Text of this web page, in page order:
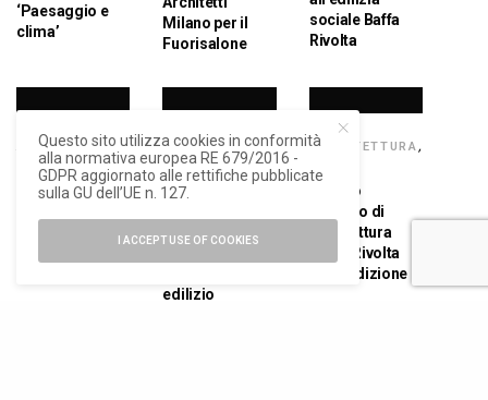
‘Paesaggio e
clima’
Milano per il
Fuorisalone
sociale Baffa
Rivolta
ARCHITETTURA,
NEWS
Premio Baffa
social housing,
ARCHITETTURA,
NEWS
Formazione, il
aerato
edilizio
ARCHITETTURA,
Premio
europeo di
architettura
Baffa-Rivolta
nona edizione
Questo sito utilizza cookies in conformità
alla normativa europea RE 679/2016 -
GDPR aggiornato alle rettifiche pubblicate
sulla GU dell’UE n. 127.
I ACCEPT USE OF COOKIES